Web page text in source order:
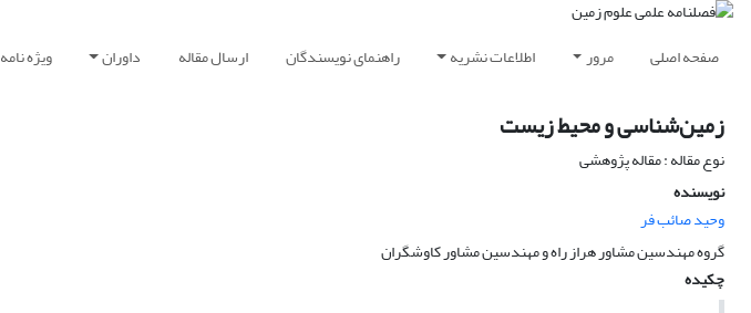
صفحه اصلی مرور اطلاعات نشریه راهنمای نویسندگان ارسال مقاله داوران ویژه نامه
زمین‌شناسی و محیط زیست
نوع مقاله : مقاله پژوهشی
نویسنده
وحید صائب فر
گروه مهندسین مشاور هراز راه و مهندسین مشاور کاوشگران
چکیده